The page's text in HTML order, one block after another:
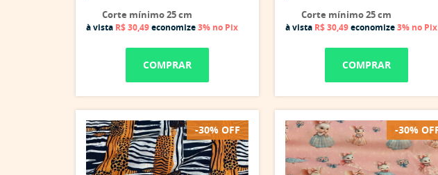
Corte mínimo 25 cm
à vista R$ 30,49economize3% no Pix
COMPRAR
Corte mínimo 25 cm
à vista R$ 30,49economize3% no Pix
COMPRAR
-30% OFF -30%